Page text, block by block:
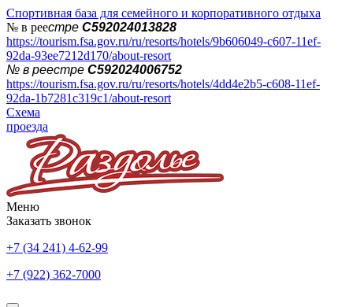
Спортивная база для семейного и корпоративного отдыха
№ в реестре С592024013828
https://tourism.fsa.gov.ru/ru/resorts/hotels/9b606049-c607-11ef-
92da-93ee7212d170/about-resort
№ в реестре С592024006752
https://tourism.fsa.gov.ru/ru/resorts/hotels/4dd4e2b5-c608-11ef-
92da-1b7281c319c1/about-resort
Схема
проезда
Меню
Заказать звонок
+7 (34 241) 4-62-99
+7 (922) 362-7000